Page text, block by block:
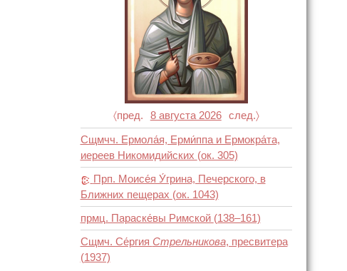
〈пред. 8 августа 2026
след.〉
Сщмчч. Ермола́я, Ерми́ппа и Ермокра́та,
иереев Никомидийских (ок. 305)
Прп. Моисе́я У́грина, Печерского, в
Ближних пещерах (ок. 1043)
прмц. Параске́вы Римской (138–161)
Сщмч. Се́ргия Стрельникова, пресвитера
(1937)